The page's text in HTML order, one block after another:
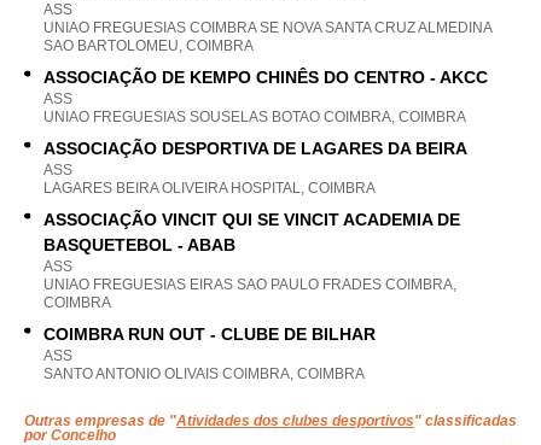
ASS
UNIAO FREGUESIAS COIMBRA SE NOVA SANTA CRUZ ALMEDINA
SAO BARTOLOMEU, COIMBRA
ASSOCIAÇÃO DE KEMPO CHINÊS DO CENTRO - AKCC
ASS
UNIAO FREGUESIAS SOUSELAS BOTAO COIMBRA, COIMBRA
ASSOCIAÇÃO DESPORTIVA DE LAGARES DA BEIRA
ASS
LAGARES BEIRA OLIVEIRA HOSPITAL, COIMBRA
ASSOCIAÇÃO VINCIT QUI SE VINCIT ACADEMIA DE
BASQUETEBOL - ABAB
ASS
UNIAO FREGUESIAS EIRAS SAO PAULO FRADES COIMBRA,
COIMBRA
COIMBRA RUN OUT - CLUBE DE BILHAR
ASS
SANTO ANTONIO OLIVAIS COIMBRA, COIMBRA
Outras empresas de "Atividades dos clubes desportivos" classificadas
por Concelho